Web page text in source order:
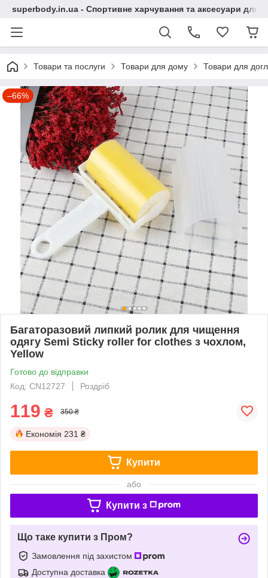
superbody.in.ua - Спортивне харчування та аксесуари для
Товари та послуги Товари для дому Товари для
–66%
Багаторазовий липкий ролик для чищення
одягу Semi Sticky roller for clothes з чохлом,
Yellow
Готово до відправки
Код: CN12727
Роздріб
119 ₴ 350 ₴
Економія 231 ₴
Купити
або
Купити з
Що таке купити з Пром?
Замовлення під захистом
Доступна доставка